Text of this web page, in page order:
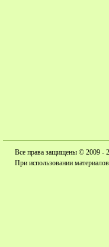
Все права защищены © 2009 -
При использовании